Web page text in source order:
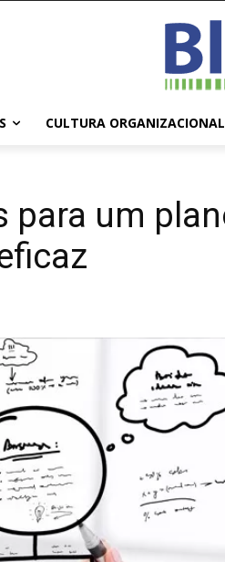
CULTURA ORGANIZACIONAL
para um